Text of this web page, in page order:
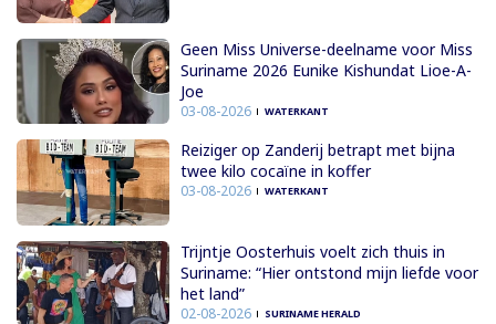
Geen Miss Universe-deelname voor Miss
Suriname 2026 Eunike Kishundat Lioe-A-
Joe
03-08-2026 WATERKANT
Reiziger op Zanderij betrapt met bijna
twee kilo cocaïne in koffer
03-08-2026 WATERKANT
Trijntje Oosterhuis voelt zich thuis in
Suriname: “Hier ontstond mijn liefde voor
het land”
02-08-2026 SURINAME HERALD